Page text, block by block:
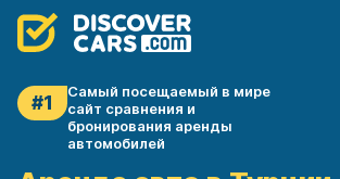
#1
Самый посещаемый в мире
сайт сравнения и
бронирования аренды
автомобилей